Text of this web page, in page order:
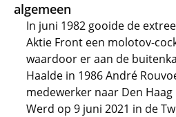
algemeen
In juni 1982 gooide de
Aktie Front een molotov-
waardoor er aan de
Haalde in 1986 André
medewerker naar Den Haag
Werd op 9 juni 2021 in de